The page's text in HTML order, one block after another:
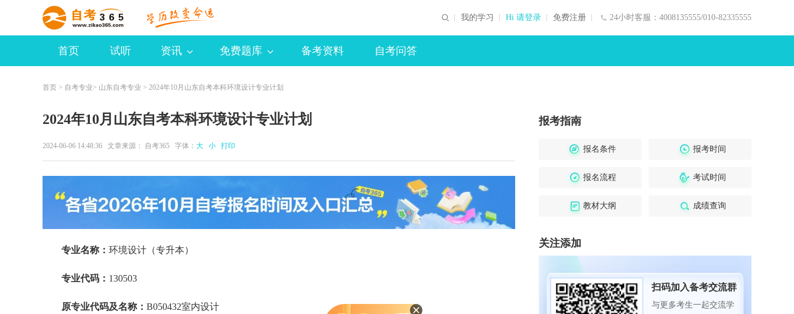
24小时客服：4008135555/010-82335555
我的学习 Hi 请登录 免费注册
首页 试听 资讯 免费题库 备考资料 自考问答
首页 > 自考专业> 山东自考专业 > 2024年10月山东自考本科环境设计专业计划
2024年10月山东自考本科环境设计专业计划
2024-06-06 14:48:36 文章来源： 自考365 字体： 大 小 打印
专业名称： 环境设计（专升本）
专业代码： 130503
原专业代码及名称： B050432室内设计
报考指南
报名条件 报考时间
报名流程 考试时间
教材大纲 成绩查询
关注添加
扫码加入备考交流群
与更多考生一起交流学